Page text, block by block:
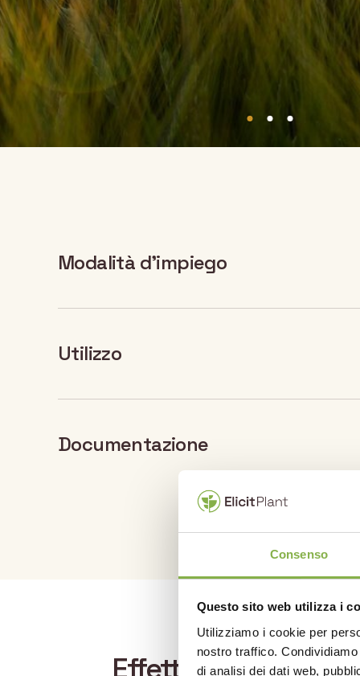
Consenso
Questo sito web utilizza i
Utilizziamo i cookie per
nostro traffico.
di analisi dei dati web,
Modalità d’impiego
Utilizzo
Coltura
Documentazione
EliGrain-a Orzo –